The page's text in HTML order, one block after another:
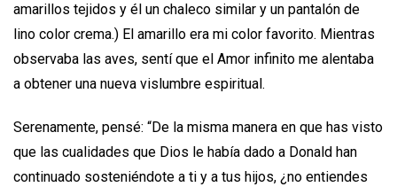
amarillos tejidos y él un chaleco similar y un pantalón de
lino color crema.) El amarillo era mi color favorito. Mientras
observaba las aves, sentí que el Amor infinito me alentaba
a obtener una nueva vislumbre espiritual.
Serenamente, pensé: “De la misma manera en que has visto
que las cualidades que Dios le había dado a Donald han
continuado sosteniéndote a ti y a tus hijos, ¿no entiendes